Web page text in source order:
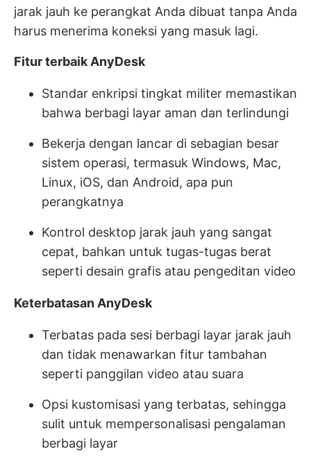
jarak jauh ke perangkat Anda dibuat tanpa Anda
harus menerima koneksi yang masuk lagi.
Fitur terbaik AnyDesk
Standar enkripsi tingkat militer memastikan
bahwa berbagi layar aman dan terlindungi
Bekerja dengan lancar di sebagian besar
sistem operasi, termasuk Windows, Mac,
Linux, iOS, dan Android, apa pun
perangkatnya
Kontrol desktop jarak jauh yang sangat
cepat, bahkan untuk tugas-tugas berat
seperti desain grafis atau pengeditan video
Keterbatasan AnyDesk
Terbatas pada sesi berbagi layar jarak jauh
dan tidak menawarkan fitur tambahan
seperti panggilan video atau suara
Opsi kustomisasi yang terbatas, sehingga
sulit untuk mempersonalisasi pengalaman
berbagi layar